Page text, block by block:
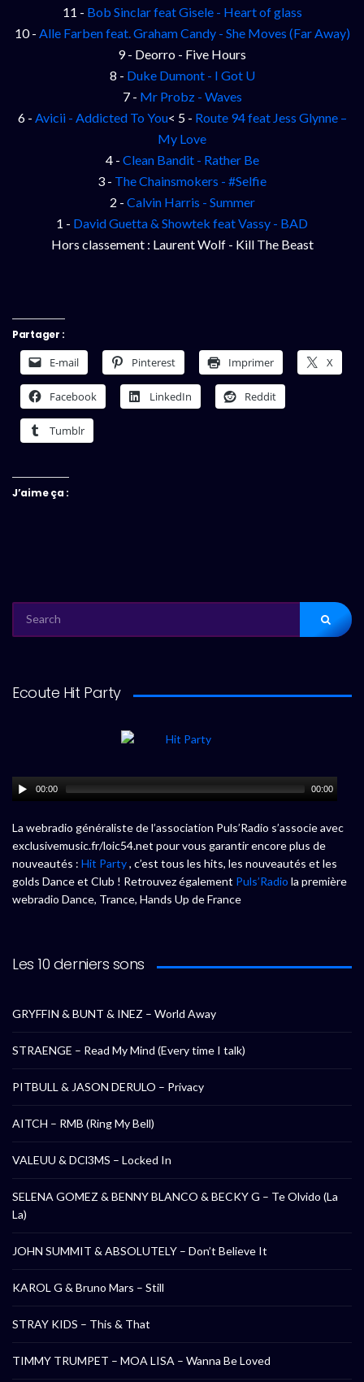
11 - Bob Sinclar feat Gisele - Heart of glass
10 - Alle Farben feat. Graham Candy - She Moves (Far Away)
9 - Deorro - Five Hours
8 - Duke Dumont - I Got U
7 - Mr Probz - Waves
6 - Avicii - Addicted To You< 5 - Route 94 feat Jess Glynne –
My Love
4 - Clean Bandit - Rather Be
3 - The Chainsmokers - #Selfie
2 - Calvin Harris - Summer
1 - David Guetta & Showtek feat Vassy - BAD
Hors classement : Laurent Wolf - Kill The Beast
Partager :
E-mail Pinterest Imprimer X
Facebook LinkedIn Reddit
Tumblr
J’aime ça :
FOR:
Ecoute Hit Party
00:00 00:00
La webradio généraliste de l’association Puls’Radio s’associe avec
exclusivemusic.fr/loic54.net pour vous garantir encore plus de
nouveautés : Hit Party, c’est tous les hits, les nouveautés et les
golds Dance et Club ! Retrouvez également Puls’Radio la première
webradio Dance, Trance, Hands Up de France
Les 10 derniers sons
GRYFFIN & BUNT & INEZ – World Away
STRAENGE – Read My Mind (Every time I talk)
PITBULL & JASON DERULO – Privacy
AITCH – RMB (Ring My Bell)
VALEUU & DCl3MS – Locked In
SELENA GOMEZ & BENNY BLANCO & BECKY G – Te Olvido (La
La)
JOHN SUMMIT & ABSOLUTELY – Don’t Believe It
KAROL G & Bruno Mars – Still
STRAY KIDS – This & That
TIMMY TRUMPET – MOA LISA – Wanna Be Loved